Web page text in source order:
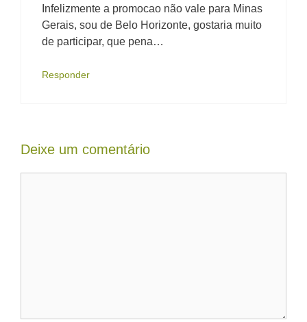
Infelizmente a promocao não vale para Minas
Gerais, sou de Belo Horizonte, gostaria muito
de participar, que pena…
Responder
Deixe um comentário